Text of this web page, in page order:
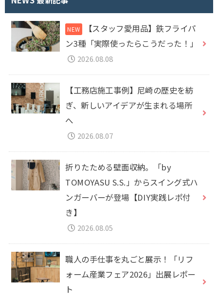
【スタッフ愛用品】鉄フライパ
ン3種「実際使ったらこうだった！」
2026.08.08
【工務店施工事例】尼崎の歴史を紡
ぎ、新しいアイデアが生まれる場所
へ
2026.08.07
折りたためる壁面収納。「by
TOMOYASU S.S.」からスイング式ハ
ンガーバーが登場【DIY実践レポ付
き】
2026.08.05
職人の手仕事を丸ごと展示！「リフ
ォーム産業フェア2026」出展レポー
ト